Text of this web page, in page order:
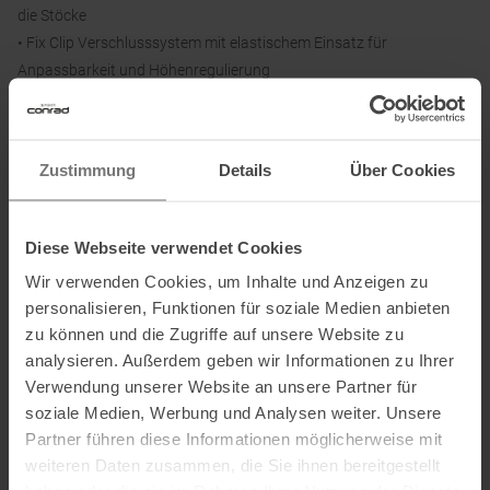
Zustimmung Details Über Cookies
Diese Webseite verwendet Cookies
Wir verwenden Cookies, um Inhalte und Anzeigen zu
personalisieren, Funktionen für soziale Medien anbieten
zu können und die Zugriffe auf unsere Website zu
analysieren. Außerdem geben wir Informationen zu Ihrer
Verwendung unserer Website an unsere Partner für
soziale Medien, Werbung und Analysen weiter. Unsere
Partner führen diese Informationen möglicherweise mit
weiteren Daten zusammen, die Sie ihnen bereitgestellt
die Stöcke
• Fix Clip Verschlusssystem mit elastischem Einsatz für
Anpassbarkeit und Höhenregulierung
• Hauptfach auf der Rückseite mit Reißverschlussöffnung
• Horizontaler Rückenstauraum für schnellen Zugriff auf die und
• Reflektierende Details
Material:
Material 1: 80 % Polyamid, 20 % Elasthan
Material 2: 84 % Polyamid (recycelt), 16 % Elasthan
Futter: 80 % Polyamid (recycelt), 20 % Elasthan
Informationen zu EU Verordnung GPSR
Name des Herstellers:La Sportiva S.P.A.